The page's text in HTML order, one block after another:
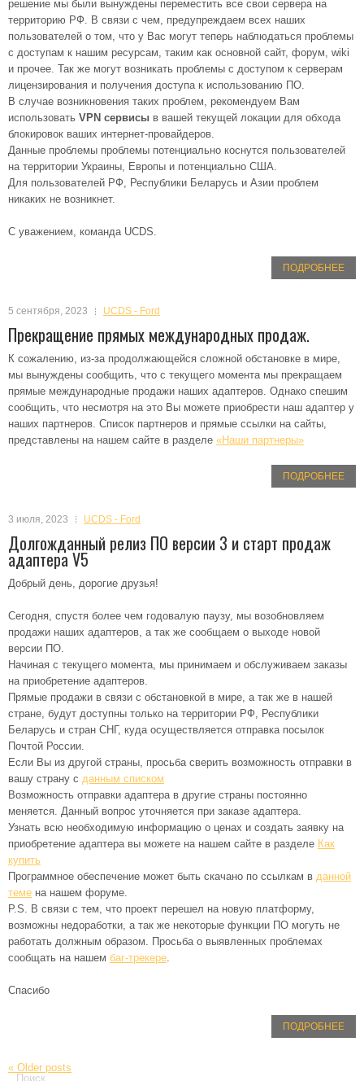
решение мы были вынуждены переместить все свои сервера на
территорию РФ. В связи с чем, предупреждаем всех наших
пользователей о том, что у Вас могут теперь наблюдаться проблемы
с доступам к нашим ресурсам, таким как основной сайт, форум, wiki
и прочее. Так же могут возникать проблемы с доступом к серверам
лицензирования и получения доступа к использованию ПО.
В случае возникновения таких проблем, рекомендуем Вам
использовать VPN сервисы в вашей текущей локации для обхода
блокировок ваших интернет-провайдеров.
Данные проблемы проблемы потенциально коснутся пользователей
на территории Украины, Европы и потенциально США.
Для пользователей РФ, Республики Беларусь и Азии проблем
никаких не возникнет.
С уважением, команда UCDS.
ПОДРОБНЕЕ
5 сентября, 2023 UCDS - Ford
Прекращение прямых международных продаж.
К сожалению, из-за продолжающейся сложной обстановке в мире,
мы вынуждены сообщить, что с текущего момента мы прекращаем
прямые международные продажи наших адаптеров. Однако спешим
сообщить, что несмотря на это Вы можете приобрести наш адаптер у
наших партнеров. Список партнеров и прямые ссылки на сайты,
представлены на нашем сайте в разделе «Наши партнеры»
ПОДРОБНЕЕ
3 июля, 2023 UCDS - Ford
Долгожданный релиз ПО версии 3 и старт продаж
адаптера V5
Добрый день, дорогие друзья!
Сегодня, спустя более чем годовалую паузу, мы возобновляем
продажи наших адаптеров, а так же сообщаем о выходе новой
версии ПО.
Начиная с текущего момента, мы принимаем и обслуживаем заказы
на приобретение адаптеров.
Прямые продажи в связи с обстановкой в мире, а так же в нашей
стране, будут доступны только на территории РФ, Республики
Беларусь и стран СНГ, куда осуществляется отправка посылок
Почтой России.
Если Вы из другой страны, просьба сверить возможность отправки в
вашу страну с данным списком
Возможность отправки адаптера в другие страны постоянно
меняется. Данный вопрос уточняется при заказе адаптера.
Узнать всю необходимую информацию о ценах и создать заявку на
приобретение адаптера вы можете на нашем сайте в разделе Как
купить
Программное обеспечение может быть скачано по ссылкам в данной
теме на нашем форуме.
P.S. В связи с тем, что проект перешел на новую платформу,
возможны недоработки, а так же некоторые функции ПО могуть не
работать должным образом. Просьба о выявленных проблемах
сообщать на нашем баг-трекере.
Спасибо
ПОДРОБНЕЕ
« Older posts
Поиск